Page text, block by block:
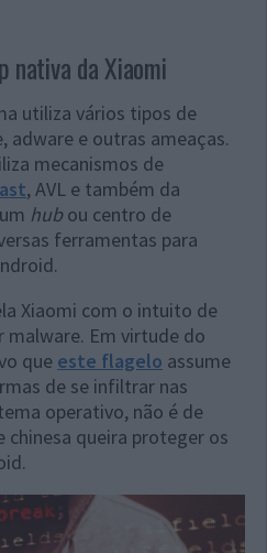
nativa da Xiaomi
utiliza vários tipos de
adware e outras ameaças.
mecanismos de
, AVL e também da
hubou centro de
ferramentas para
Xiaomi com o intuito de
Em virtude do
que este flagelo assume
de se infiltrar nas
operativo, não é de
queira proteger os